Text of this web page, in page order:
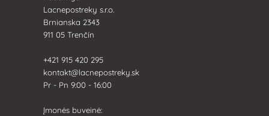
Lacnepostreky s.r.o.
Brnianska 2343
911 05 Trenčín
+421 915 420 295
kontakt@lacnepostreky.sk
Pr - Pn 9:00 - 16:00
Įmonės buveinė: